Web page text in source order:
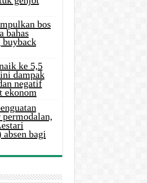
bos
bahas
buyback
ke 5,5
dampak
negatif
ekonom
bagi